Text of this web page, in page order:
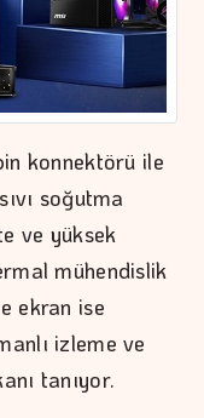
konnektörü ile
soğutma
ve yüksek
mühendislik
ekran ise
izleme ve
tanıyor.